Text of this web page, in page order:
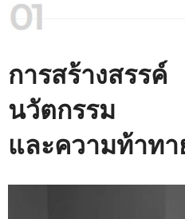
การสร้างสรรค์
นวัตกรรม
และความท้าทา